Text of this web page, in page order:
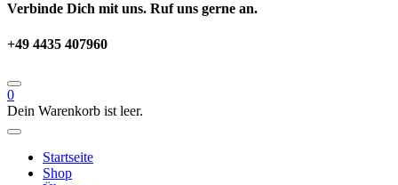
Verbinde Dich mit uns. Ruf uns gerne an.
+49 4435 407960
0
Dein Warenkorb ist leer.
Startseite
Shop